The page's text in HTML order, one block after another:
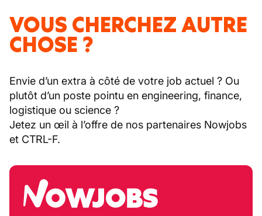
VOUS CHERCHEZ AUTRE
CHOSE ?
Envie d’un extra à côté de votre job actuel ? Ou
plutôt d’un poste pointu en engineering, finance,
logistique ou science ?
Jetez un œil à l’offre de nos partenaires Nowjobs
et CTRL-F.